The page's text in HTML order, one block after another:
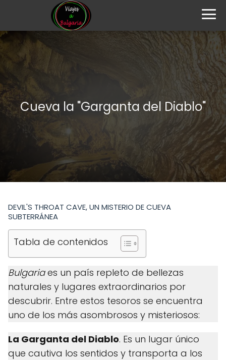
Cueva la "Garganta del Diablo"
DEVIL'S THROAT CAVE, UN MISTERIO DE CUEVA
SUBTERRÁNEA
Tabla de contenidos
Bulgariaes un país repleto de bellezas
naturales y lugares extraordinarios por
descubrir. Entre estos tesoros se encuentra
uno de los más asombrosos y misteriosos:
La Garganta del Diablo. Es un lugar único
que cautiva los sentidos y transporta a los